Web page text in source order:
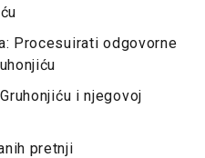
Procesuirati odgovorne
i njegovoj
pretnji